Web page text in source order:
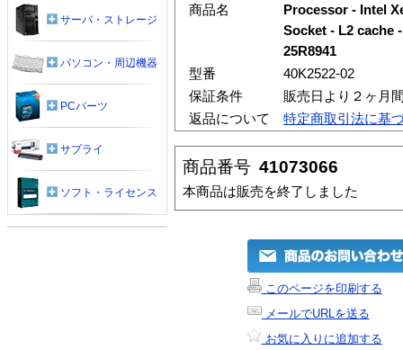
商品名
Processor - Intel
Socket - L2 cache
25R8941
型番
40K2522-02
保証条件
販売日より２ヶ月
返品について
特定商取引法に基
商品番号 41073066
本商品は販売を終了しました
このページを印刷する
メールでURLを送る
お気に入りに追加する
サーバ・ストレージ
パソコン・周辺機器
PCパーツ
サプライ
ソフト・ライセンス